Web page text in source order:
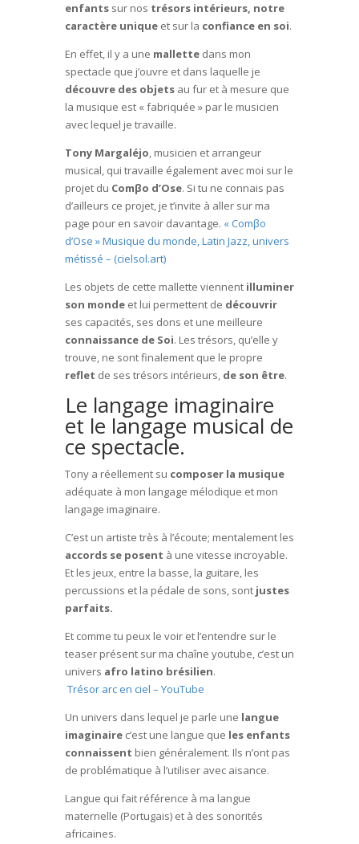
enfantssur nos trésors intérieurs, notre
caractère uniqueet sur la confiance en soi.
En effet, il y a une mallettedans mon
spectacle que j’ouvre et dans laquelle je
découvre des objetsau fur et à mesure que
la musique est « fabriquée » par le musicien
avec lequel je travaille.
Tony Margaléjo, musicien et arrangeur
musical, qui travaille également avec moi sur le
projet du Comβo d’Ose. Si tu ne connais pas
d’ailleurs ce projet, je t’invite à aller sur ma
page pour en savoir davantage. « Comβo
d’Ose » Musique du monde, Latin Jazz, univers
métissé – (cielsol.art)
Les objets de cette mallette viennent illuminer
son mondeet lui permettent de découvrir
ses capacités, ses dons et une meilleure
connaissance de Soi. Les trésors, qu’elle y
trouve, ne sont finalement que le propre
reflet de ses trésors intérieurs, de son être.
Le langage imaginaire
et le langage musical de
ce spectacle.
Tony a réellement su composer la musique
adéquate à mon langage mélodique et mon
langage imaginaire.
C’est un artiste très à l’écoute; mentalement les
accords se posent à une vitesse incroyable.
Et les jeux, entre la basse, la guitare, les
percussions et la pédale de sons, sont justes
parfaits.
Et comme tu peux le voir et l’entendre sur le
teaser présent sur ma chaîne youtube, c’est un
univers afro latino brésilien.
Trésor arc en ciel – YouTube
Un univers dans lequel je parle une langue
imaginairec’est une langue que les enfants
connaissent bien généralement. Ils n’ont pas
de problématique à l’utiliser avec aisance.
Langue qui fait référence à ma langue
maternelle (Portugais) et à des sonorités
africaines.